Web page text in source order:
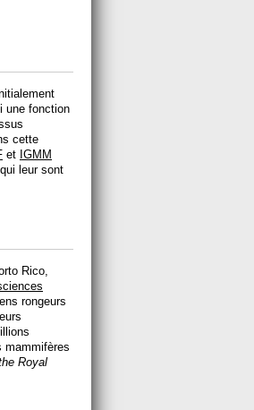
une fonction
cette
et IGMM
leur sont
Rico,
rongeurs
mammifères
Royal